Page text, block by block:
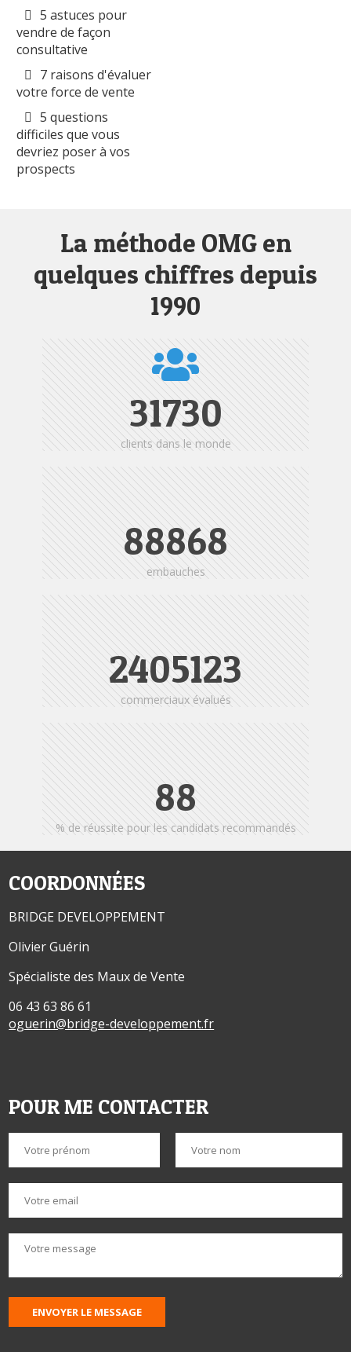
5 astuces pour
vendre de façon
consultative
7 raisons d'évaluer
votre force de vente
5 questions
difficiles que vous
devriez poser à vos
prospects
La méthode OMG en
quelques chiffres depuis
1990
31730
clients dans le monde
88868
embauches
2405123
commerciaux évalués
95
% de réussite pour les candidats recommandés
COORDONNÉES
BRIDGE DEVELOPPEMENT
Olivier Guérin
Spécialiste des Maux de Vente
06 43 63 86 61
oguerin@bridge-developpement.fr
POUR ME CONTACTER
ENVOYER LE MESSAGE